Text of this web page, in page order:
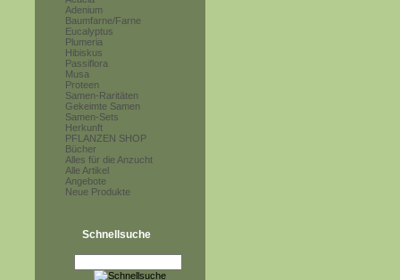
Adenium
Baumfarne/Farne
Eucalyptus
Plumeria
Hibiskus
Passiflora
Musa
Proteen
Samen-Raritäten
Gekeimte Samen
Samen-Sets
Herkunft
PFLANZEN SHOP
Bücher
Alles für die Anzucht
Alle Artikel
Angebote
Neue Produkte
Schnellsuche